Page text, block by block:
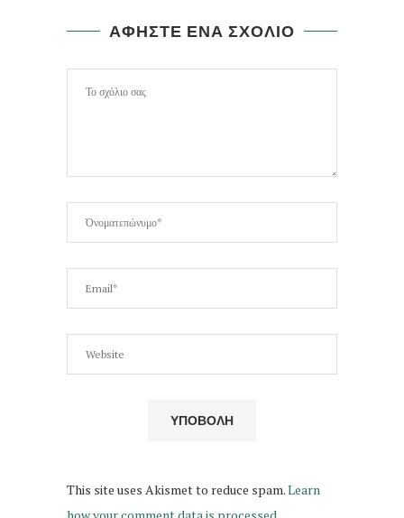
ΑΦΗΣΤΕ ΕΝΑ ΣΧΟΛΙΟ
This site uses Akismet to reduce spam.Learn
how your comment data is processed.